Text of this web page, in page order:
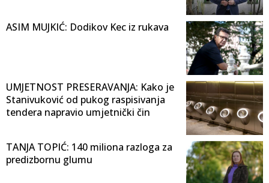
ASIM MUJKIĆ: Dodikov Kec iz rukava
UMJETNOST PRESERAVANJA: Kako je
Stanivuković od pukog raspisivanja
tendera napravio umjetnički čin
TANJA TOPIĆ: 140 miliona razloga za
predizbornu glumu